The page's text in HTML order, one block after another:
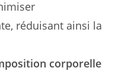
réduisant ainsi la
corporelle